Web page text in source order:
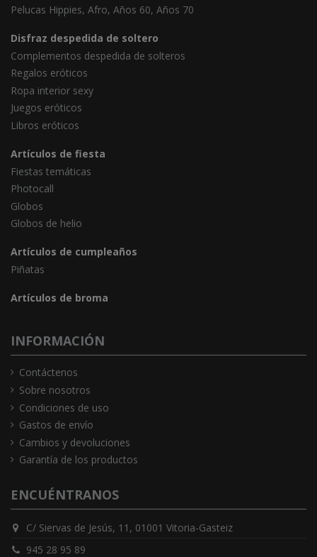
Pelucas Hippies, Afro, Años 60, Años 70
Disfraz despedida de soltero
Complementos despedida de solteros
Regalos eróticos
Ropa interior sexy
Juegos eróticos
Libros eróticos
Artículos de fiesta
Fiestas temáticas
Photocall
Globos
Globos de helio
Artículos de cumpleaños
Piñatas
Artículos de broma
INFORMACIÓN
Contáctenos
Sobre nosotros
Condiciones de uso
Gastos de envío
Cambios y devoluciones
Garantía de los productos
ENCUÉNTRANOS
C/ Siervas de Jesús, 11, 01001 Vitoria-Gasteiz
945 28 95 89